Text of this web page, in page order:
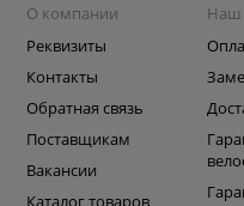
О компании
Реквизиты
Контакты
Обратная связь
Поставщикам
Вакансии
Каталог товаров
Наш